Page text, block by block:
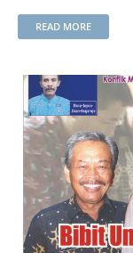
READ MORE